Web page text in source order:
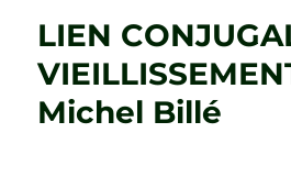
LIEN
Michel Billé